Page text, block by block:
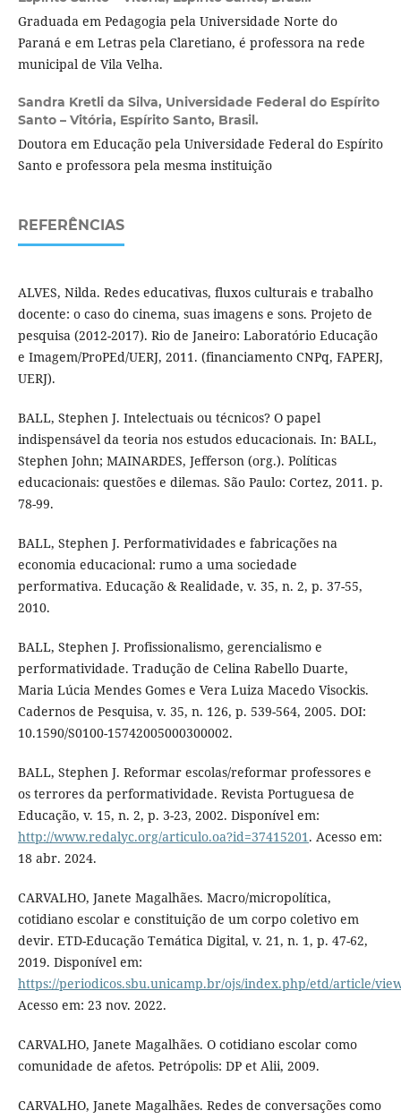
Graduada em Pedagogia pela Universidade Norte do
Paraná e em Letras pela Claretiano, é professora na rede
municipal de Vila Velha.
Sandra Kretli da Silva, Universidade Federal do Espírito
Santo – Vitória, Espírito Santo, Brasil.
Doutora em Educação pela Universidade Federal do Espírito
Santo e professora pela mesma instituição
REFERÊNCIAS
ALVES, Nilda. Redes educativas, fluxos culturais e trabalho
docente: o caso do cinema, suas imagens e sons. Projeto de
pesquisa (2012-2017). Rio de Janeiro: Laboratório Educação
e Imagem/ProPEd/UERJ, 2011. (financiamento CNPq, FAPERJ,
UERJ).
BALL, Stephen J. Intelectuais ou técnicos? O papel
indispensável da teoria nos estudos educacionais. In: BALL,
Stephen John; MAINARDES, Jefferson (org.). Políticas
educacionais: questões e dilemas. São Paulo: Cortez, 2011. p.
78-99.
BALL, Stephen J. Performatividades e fabricações na
economia educacional: rumo a uma sociedade
performativa. Educação & Realidade, v. 35, n. 2, p. 37-55,
2010.
BALL, Stephen J. Profissionalismo, gerencialismo e
performatividade. Tradução de Celina Rabello Duarte,
Maria Lúcia Mendes Gomes e Vera Luiza Macedo Visockis.
Cadernos de Pesquisa, v. 35, n. 126, p. 539-564, 2005. DOI:
10.1590/S0100-15742005000300002.
BALL, Stephen J. Reformar escolas/reformar professores e
os terrores da performatividade. Revista Portuguesa de
Educação, v. 15, n. 2, p. 3-23, 2002. Disponível em:
http://www.redalyc.org/articulo.oa?id=37415201 . Acesso em:
18 abr. 2024.
CARVALHO, Janete Magalhães. Macro/micropolítica,
cotidiano escolar e constituição de um corpo coletivo em
devir. ETD-Educação Temática Digital, v. 21, n. 1, p. 47-62,
2019. Disponível em:
https://periodicos.sbu.unicamp.br/ojs/index.php/etd/article/
Acesso em: 23 nov. 2022.
CARVALHO, Janete Magalhães. O cotidiano escolar como
comunidade de afetos. Petrópolis: DP et Alii, 2009.
CARVALHO, Janete Magalhães. Redes de conversações como